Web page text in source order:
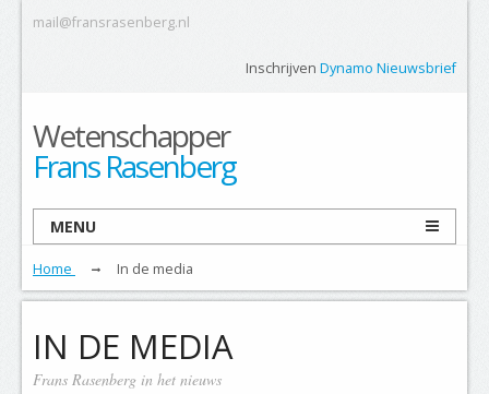
mail@fransrasenberg.nl
Inschrijven Dynamo Nieuwsbrief
Wetenschapper
Frans Rasenberg
MENU
Home In de media
IN DE MEDIA
Frans Rasenberg in het nieuws